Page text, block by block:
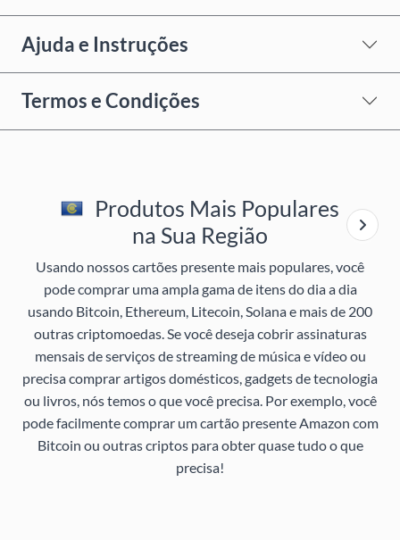
Ajuda e Instruções
Termos e Condições
Produtos Mais Populares
na Sua Região
Usando nossos cartões presente mais populares, você
pode comprar uma ampla gama de itens do dia a dia
usando Bitcoin, Ethereum, Litecoin, Solana e mais de 200
outras criptomoedas. Se você deseja cobrir assinaturas
mensais de serviços de streaming de música e vídeo ou
precisa comprar artigos domésticos, gadgets de tecnologia
ou livros, nós temos o que você precisa. Por exemplo, você
pode facilmente comprar um cartão presente Amazon com
Bitcoin ou outras criptos para obter quase tudo o que
precisa!